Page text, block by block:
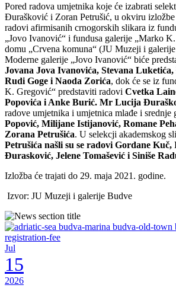
Pored radova umjetnika koje će izabrati
Đurašković i Zoran Petrušić, u okviru
radovi afirmisanih crnogorskih slikara iz
„Jovo Ivanović“ i fundusa galerije „Marko
domu „Crvena komuna“ (JU Muzeji i
Moderne galerije „Jovo Ivanović“ biće
Jovana Jova Ivanovića, Stevana
Rudi Goge i Naoda Zorića, dok će se iz
K. Gregović“ predstaviti radovi Cvetka
Popovića i Anke Burić. Mr Lucija
radove umjetnika i umjetnica mlađe i srednje
Popović, Milijane Istijanović, Romane
Zorana Petrušića. U selekcji akademskog
Petrušića našli su se radovi Gordane Kuč,
Đurasković, Jelene Tomašević i Siniše
Izložba će trajati do 29. maja 2021. godine.
Izvor: JU Muzeji i galerije Budve
Jul
15
2026